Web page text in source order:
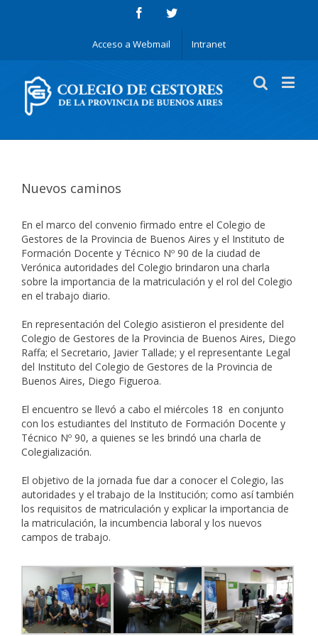
Acceso a Webmail Intranet
Nuevos caminos
En el marco del convenio firmado entre el Colegio de
Gestores de la Provincia de Buenos Aires y el Instituto de
Formación Docente y Técnico Nº 90 de la ciudad de
Verónica autoridades del Colegio brindaron una charla
sobre la importancia de la matriculación y el rol del Colegio
en el trabajo diario.
En representación del Colegio asistieron el presidente del
Colegio de Gestores de la Provincia de Buenos Aires, Diego
Raffa; el Secretario, Javier Tallade; y el representante Legal
del Instituto del Colegio de Gestores de la Provincia de
Buenos Aires, Diego Figueroa.
El encuentro se llevó a cabo el miércoles 18 en conjunto
con los estudiantes del Instituto de Formación Docente y
Técnico Nº 90, a quienes se les brindó una charla de
Colegialización.
El objetivo de la jornada fue dar a conocer el Colegio, las
autoridades y el trabajo de la Institución; como así también
los requisitos de matriculación y explicar la importancia de
la matriculación, la incumbencia laboral y los nuevos
campos de trabajo.